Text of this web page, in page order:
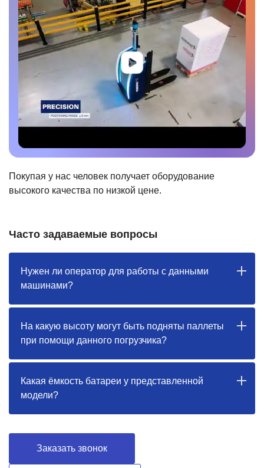
Покупая у нас человек получает оборудование
высокого качества по низкой цене.
Часто задаваемые вопросы
Нужен ли оператор для работы с данными
машинами?
На какую высоту могут быть подняты паллеты
при помощи данного погрузчика?
Какая ёмкость батареи у представленной
модели?
Заказать звонок